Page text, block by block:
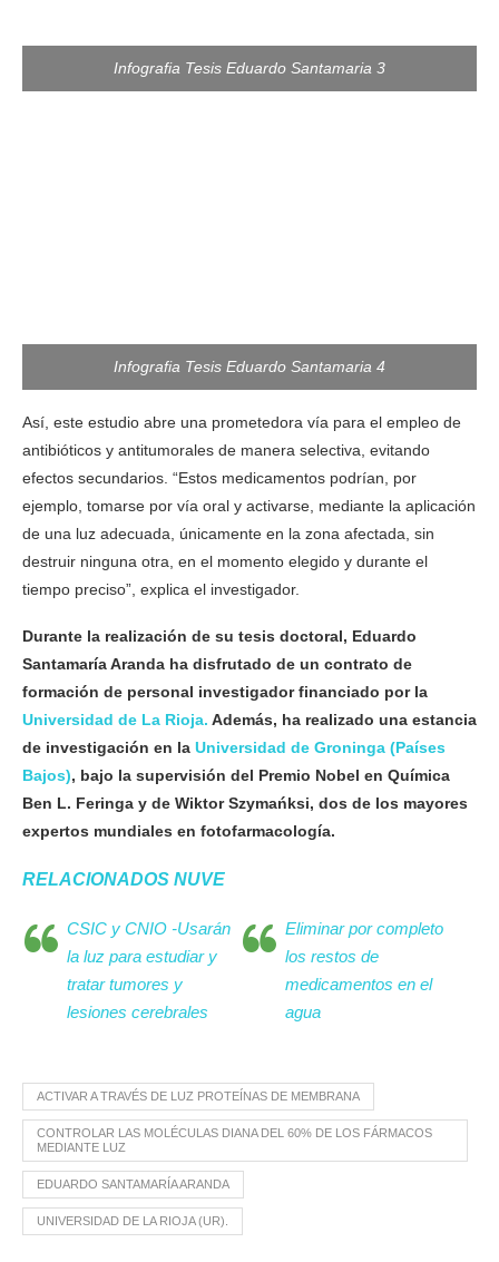
Infografia Tesis Eduardo Santamaria 3
Infografia Tesis Eduardo Santamaria 4
Así, este estudio abre una prometedora vía para el empleo de
antibióticos y antitumorales de manera selectiva, evitando
efectos secundarios. “Estos medicamentos podrían, por
ejemplo, tomarse por vía oral y activarse, mediante la aplicación
de una luz adecuada, únicamente en la zona afectada, sin
destruir ninguna otra, en el momento elegido y durante el
tiempo preciso”, explica el investigador.
Durante la realización de su tesis doctoral, Eduardo
Santamaría Aranda ha disfrutado de un contrato de
formación de personal investigador financiado por la
Universidad de La Rioja. Además, ha realizado una estancia
de investigación en la Universidad de Groninga (Países
Bajos), bajo la supervisión del Premio Nobel en Química
Ben L. Feringa y de Wiktor Szymańksi, dos de los mayores
expertos mundiales en fotofarmacología.
RELACIONADOS NUVE
CSIC y CNIO -Usarán
la luz para estudiar y
tratar tumores y
lesiones cerebrales
Eliminar por completo
los restos de
medicamentos en el
agua
ACTIVAR A TRAVÉS DE LUZ PROTEÍNAS DE MEMBRANA
CONTROLAR LAS MOLÉCULAS DIANA DEL 60% DE LOS FÁRMACOS
MEDIANTE LUZ
EDUARDO SANTAMARÍA ARANDA
UNIVERSIDAD DE LA RIOJA (UR).